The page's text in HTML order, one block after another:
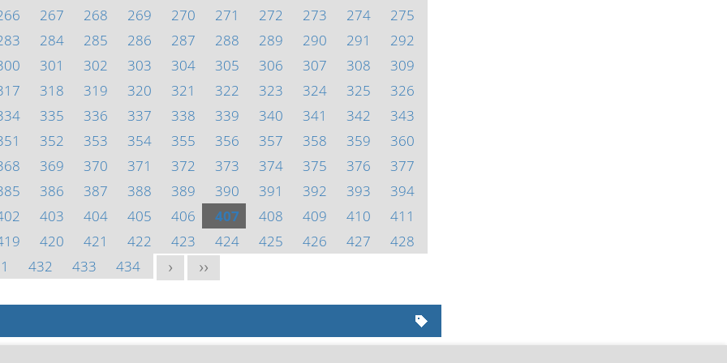
267 268 269 270 271 272 273 274
275
284 285 286 287 288 289 290 291
292
301 302 303 304 305 306 307 308
309
318 319 320 321 322 323 324 325
326
335 336 337 338 339 340 341 342
343
352 353 354 355 356 357 358 359
360
369 370 371 372 373 374 375 376
377
386 387 388 389 390 391 392 393
394
403 404 405 406 407 408 409 410
411
420 421 422 423 424 425 426 427
428
432 433 434 > >>